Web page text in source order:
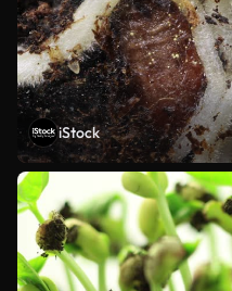
iStock